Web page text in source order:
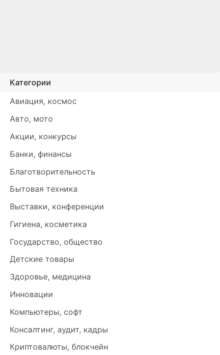
Категории
Авиация, космос
Авто, мото
Акции, конкурсы
Банки, финансы
Благотворительность
Бытовая техника
Выставки, конференции
Гигиена, косметика
Государство, общество
Детские товары
Здоровье, медицина
Инновации
Компьютеры, софт
Консалтинг, аудит, кадры
Криптовалюты, блокчейн